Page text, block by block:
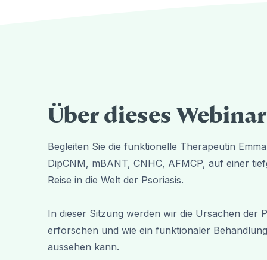
Über dieses Webinar
Begleiten Sie die funktionelle Therapeutin
DipCNM, mBANT, CNHC, AFMCP, auf einer
Reise in die Welt der Psoriasis.
In dieser Sitzung werden wir die Ursachen der
erforschen und wie ein funktionaler
aussehen kann.